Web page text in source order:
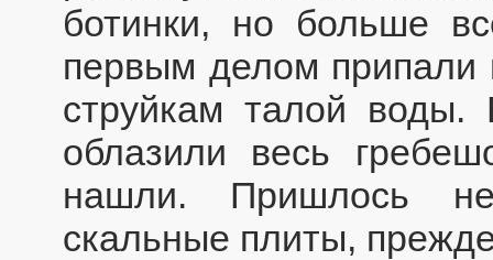
ботинки, но больше
первым делом припали
струйкам талой воды.
облазили весь
нашли. Пришлось
скальные плиты,